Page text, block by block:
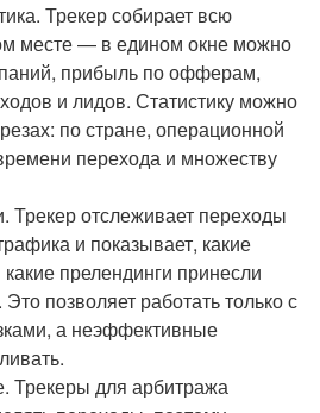
Трекер собирает всю
месте — в едином окне можно
прибыль по офферам,
и лидов. Статистику можно
по стране, операционной
перехода и множеству
отслеживает переходы
и показывает, какие
прелендинги принесли
позволяет работать только с
а неэффективные
Трекеры для арбитража